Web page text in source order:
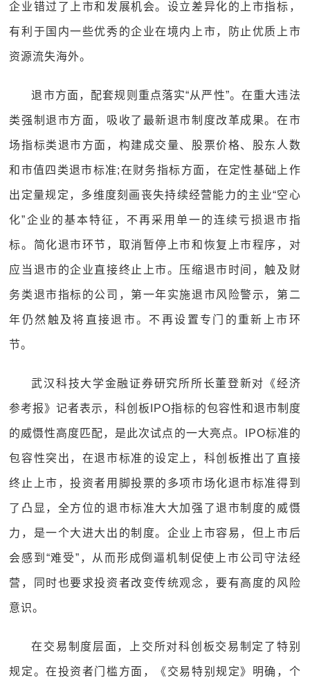
企业错过了上市和发展机会。设立差异化的上市指标，
有利于国内一些优秀的企业在境内上市，防止优质上市
资源流失海外。
退市方面，配套规则重点落实“从严性”。在重大违法
类强制退市方面，吸收了最新退市制度改革成果。在市
场指标类退市方面，构建成交量、股票价格、股东人数
和市值四类退市标准;在财务指标方面，在定性基础上作
出定量规定，多维度刻画丧失持续经营能力的主业“空心
化”企业的基本特征，不再采用单一的连续亏损退市指
标。简化退市环节，取消暂停上市和恢复上市程序，对
应当退市的企业直接终止上市。压缩退市时间，触及财
务类退市指标的公司，第一年实施退市风险警示，第二
年仍然触及将直接退市。不再设置专门的重新上市环
节。
武汉科技大学金融证券研究所所长董登新对《经济
参考报》记者表示，科创板IPO指标的包容性和退市制度
的威慑性高度匹配，是此次试点的一大亮点。IPO标准的
包容性突出，在退市标准的设定上，科创板推出了直接
终止上市，投资者用脚投票的多项市场化退市标准得到
了凸显，全方位的退市标准大大加强了退市制度的威慑
力，是一个大进大出的制度。企业上市容易，但上市后
会感到“难受”，从而形成倒逼机制促使上市公司守法经
营，同时也要求投资者改变传统观念，要有高度的风险
意识。
在交易制度层面，上交所对科创板交易制定了特别
规定。在投资者门槛方面，《交易特别规定》明确，个